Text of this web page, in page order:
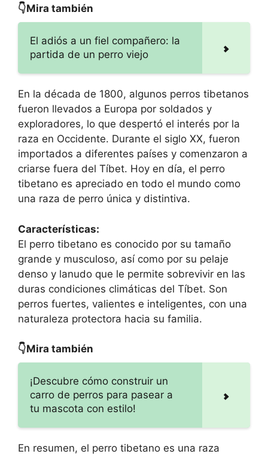
👇Mira también
El adiós a un fiel compañero: la
partida de un perro viejo
En la década de 1800, algunos perros tibetanos
fueron llevados a Europa por soldados y
exploradores, lo que despertó el interés por la
raza en Occidente. Durante el siglo XX, fueron
importados a diferentes países y comenzaron a
criarse fuera del Tíbet. Hoy en día, el perro
tibetano es apreciado en todo el mundo como
una raza de perro única y distintiva.
Características:
El perro tibetano es conocido por su tamaño
grande y musculoso, así como por su pelaje
denso y lanudo que le permite sobrevivir en las
duras condiciones climáticas del Tíbet. Son
perros fuertes, valientes e inteligentes, con una
naturaleza protectora hacia su familia.
👇Mira también
¡Descubre cómo construir un
carro de perros para pasear a
tu mascota con estilo!
En resumen, el perro tibetano es una raza